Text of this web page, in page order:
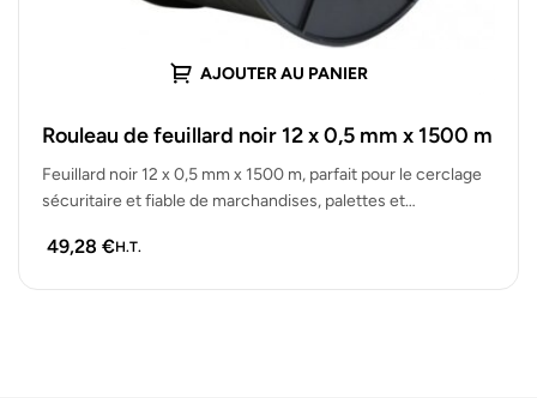
AJOUTER AU PANIER
Rouleau de feuillard noir 12 x 0,5 mm x 1500 m
Feuillard noir 12 x 0,5 mm x 1500 m, parfait pour le cerclage
sécuritaire et fiable de marchandises, palettes et…
49,28 €H.T.